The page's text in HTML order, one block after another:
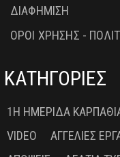
ΔΙΑΦΗΜΙΣΗ
ΟΡΟΙ ΧΡΗΣΗΣ -
ΚΑΤΗΓΟΡΙΕΣ
1Η ΗΜΕΡΊΔΑ
VIDEO
ΑΓΓΕΛΊΕΣ